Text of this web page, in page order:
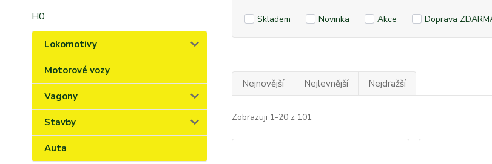
H0
Lokomotivy
Motorové vozy
Vagony
Stavby
Auta
Skladem Novinka Akce Doprava
Nejnovější Nejlevnější Nejdražší
Zobrazuji 1-20 z 101